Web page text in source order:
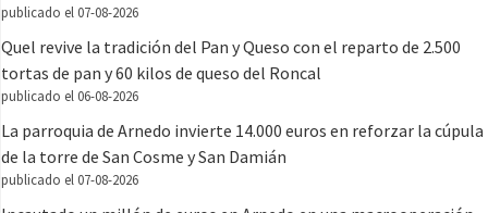
publicado el 07-08-2026
Quel revive la tradición del Pan y Queso con el reparto de 2.500
tortas de pan y 60 kilos de queso del Roncal
publicado el 06-08-2026
La parroquia de Arnedo invierte 14.000 euros en reforzar la cúpula
de la torre de San Cosme y San Damián
publicado el 07-08-2026